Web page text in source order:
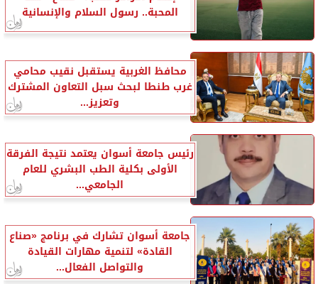
المحبة.. رسول السلام والإنسانية
محافظ الغربية يستقبل نقيب محامي
غرب طنطا لبحث سبل التعاون المشترك
وتعزيز...
رئيس جامعة أسوان يعتمد نتيجة الفرقة
الأولى بكلية الطب البشري للعام
الجامعي...
جامعة أسوان تشارك في برنامج «صناع
القادة» لتنمية مهارات القيادة
والتواصل الفعال...